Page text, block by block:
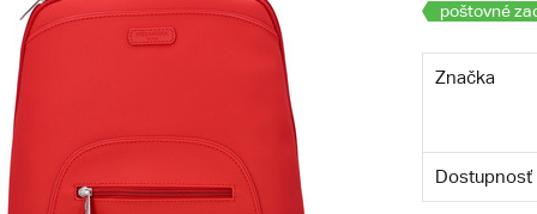
poštovné
Značka
Dostupnosť